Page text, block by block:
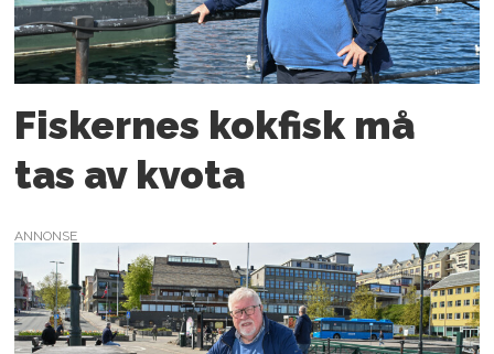
Fiskernes kokfisk må
tas av kvota
ANNONSE